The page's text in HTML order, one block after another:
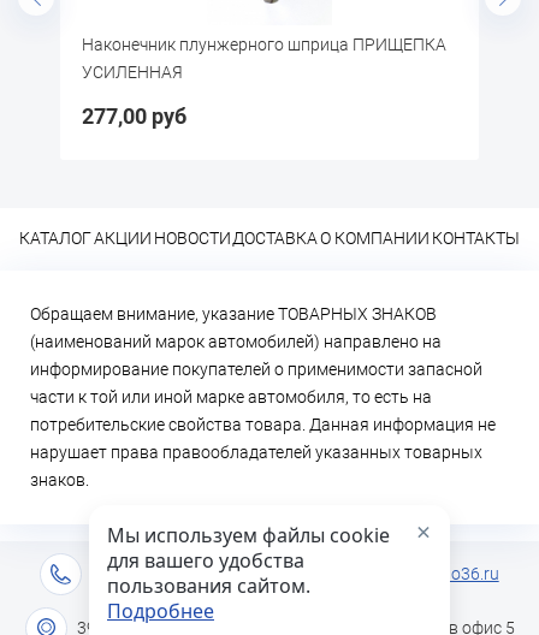
Наконечник плунжерного шприца ПРИЩЕПКА
УСИЛЕННАЯ
277,00 руб
КАТАЛОГАКЦИИ НОВОСТИДОСТАВКА О КОМПАНИИ КОНТАКТЫ
Обращаем внимание, указание ТОВАРНЫХ ЗНАКОВ
(наименований марок автомобилей) направлено на
информирование покупателей о применимости запасной
части к той или иной марке автомобиля, то есть на
потребительские свойства товара. Данная информация не
нарушает права правообладателей указанных товарных
знаков.
+7 (473) 2-333-717 info@lideravto36.ru
394051 г. Воронеж, ул. Героев Сибиряков дом 1в офис 5
Мы используем файлы cookie
для вашего удобства
пользования сайтом.
Подробнее
×